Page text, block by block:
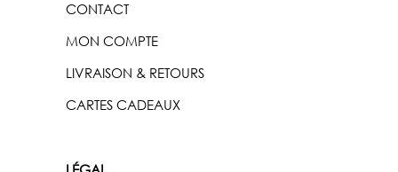
CONTACT
MON COMPTE
LIVRAISON & RETOURS
CARTES CADEAUX